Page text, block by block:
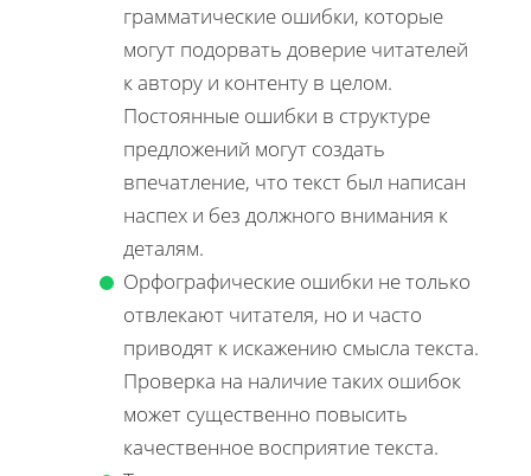
грамматические ошибки, которые
могут подорвать доверие читателей
к автору и контенту в целом.
Постоянные ошибки в структуре
предложений могут создать
впечатление, что текст был написан
наспех и без должного внимания к
деталям.
Орфографические ошибки не только
отвлекают читателя, но и часто
приводят к искажению смысла текста.
Проверка на наличие таких ошибок
может существенно повысить
качественное восприятие текста.